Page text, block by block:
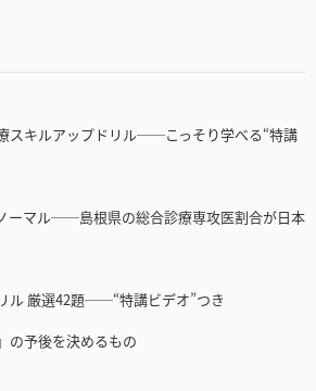
キルアップドリル──こっそり学べる“特講
ーマル──島根県の総合診療専攻医割合が日本
厳選42題──“特講ビデオ”つき
の予後を決めるもの